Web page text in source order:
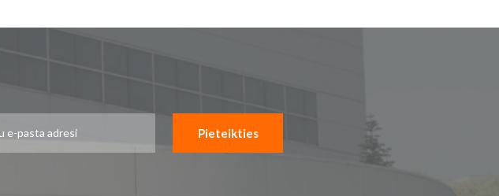
Pieteikties